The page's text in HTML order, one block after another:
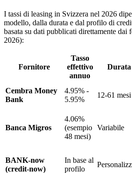
I tassi di leasing in Svizzera nel 2026
modello, dalla durata e dal profilo di
basata su dati pubblicati direttamente
2026):
Fornitore
Tasso
effettivo
annuo
Durata
Cembra Money
Bank
4.95% -
5.95%
12-61 mesi
Banca Migros
4.06%
(esempio
48 mesi)
Variabile
BANK-now
(credit-now)
In base al
profilo